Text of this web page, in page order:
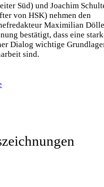
Süd) und Joachim
von HSK) nehmen den
Maximilian
bestätigt, dass eine
Dialog wichtige
sind.